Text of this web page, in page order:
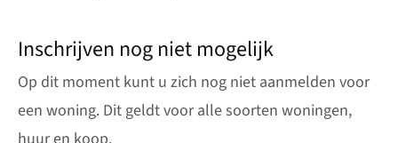
Inschrijven nog niet mogelijk
Op dit moment kunt u zich nog niet aanmelden voor
een woning. Dit geldt voor alle soorten woningen,